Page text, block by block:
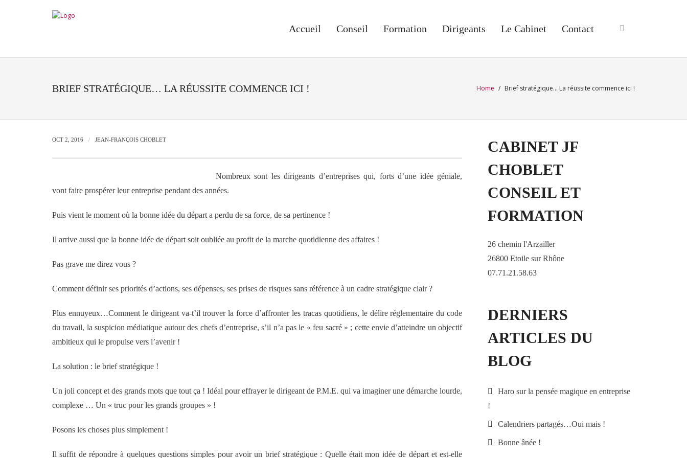
Accueil Conseil Formation Dirigeants Le Cabinet Contact
BRIEF STRATÉGIQUE… LA RÉUSSITE COMMENCE ICI ! Home / Brief stratégique… La réussite commence ici !
OCT 2, 2016 JEAN-FRANÇOIS CHOBLET
Nombreux sont les dirigeants d’entreprises qui, forts d’une idée géniale,
vont faire prospérer leur entreprise pendant des années.
Puis vient le moment où la bonne idée du départ a perdu de sa force, de sa pertinence !
Il arrive aussi que la bonne idée de départ soit oubliée au profit de la marche quotidienne des affaires !
Pas grave me direz vous ?
Comment définir ses priorités d’actions, ses dépenses, ses prises de risques sans référence à un cadre stratégique clair ?
Plus ennuyeux…Comment le dirigeant va-t’il trouver la force d’affronter les tracas quotidiens, le délire réglementaire du code
du travail, la suspicion médiatique autour des chefs d’entreprise, s’il n’a pas le « feu sacré » ; cette envie d’atteindre un objectif
ambitieux qui le propulse vers l’avenir !
La solution : le brief stratégique !
Un joli concept et des grands mots que tout ça ! Idéal pour effrayer le dirigeant de P.M.E. qui va imaginer une démarche lourde,
complexe … Un « truc pour les grands groupes » !
Posons les choses plus simplement !
Il suffit de répondre à quelques questions simples pour avoir un brief stratégique : Quelle était mon idée de départ et est-elle
CABINET JF
CHOBLET
CONSEIL ET
FORMATION
26 chemin l'Arzailler
26800 Etoile sur Rhône
07.71.21.58.63
DERNIERS
ARTICLES DU
BLOG
Haro sur la pensée magique en entreprise
!
Calendriers partagés…Oui mais !
Bonne ânée !